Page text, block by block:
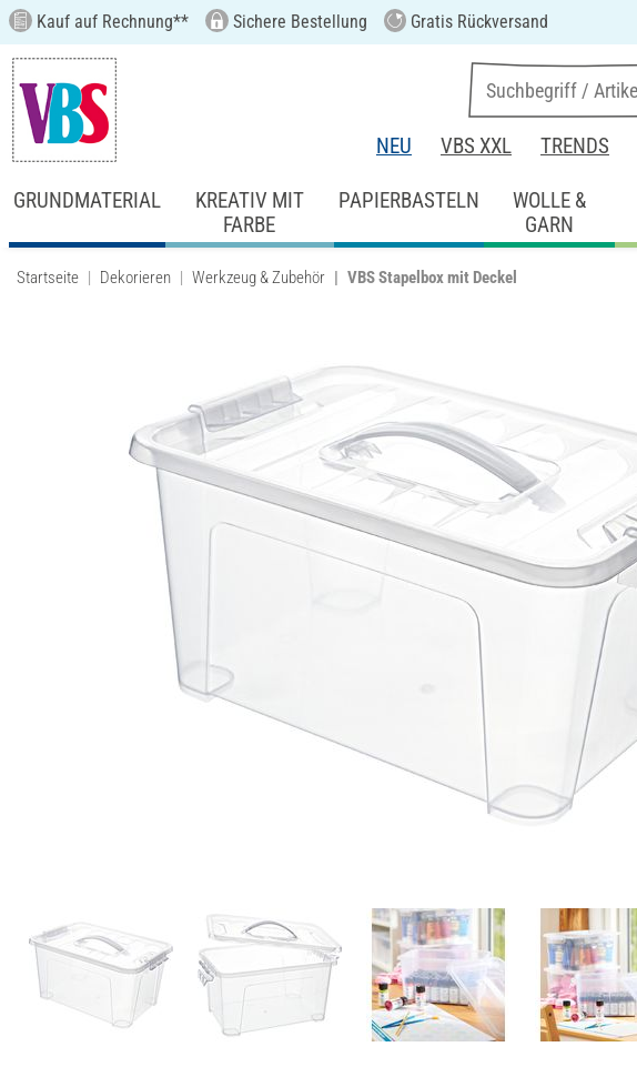
Kauf auf Rechnung** Sichere Bestellung Gratis Rückversand
NEU VBS XXL TRENDS
GRUNDMATERIAL
KREATIV MIT
FARBE
PAPIERBASTELN
WOLLE &
GARN
Startseite Dekorieren Werkzeug & Zubehör VBS Stapelbox mit Deckel